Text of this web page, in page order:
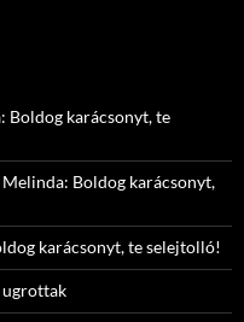
Boldog karácsonyt, te
Melinda: Boldog karácsonyt,
karácsonyt, te selejtolló!
ugrottak